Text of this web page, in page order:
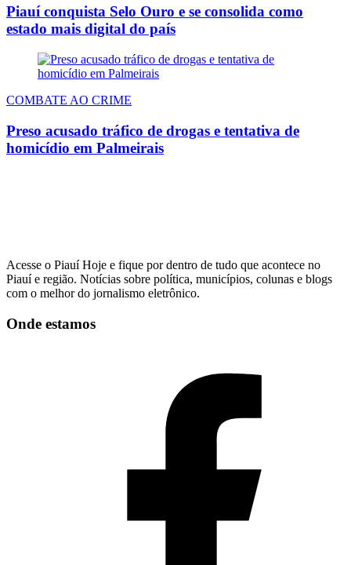
Piauí conquista Selo Ouro e se consolida como
estado mais digital do país
COMBATE AO CRIME
Preso acusado tráfico de drogas e tentativa de
homicídio em Palmeirais
Acesse o Piauí Hoje e fique por dentro de tudo que acontece no
Piauí e região. Notícias sobre política, municípios, colunas e blogs
com o melhor do jornalismo eletrônico.
Onde estamos